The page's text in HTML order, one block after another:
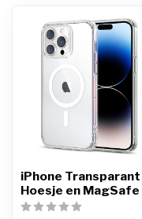
iPhone Transparant
Hoesje en MagSafe